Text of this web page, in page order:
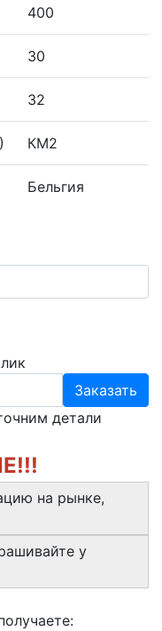
400
30
32
КМ2
Бельгия
Заказать
детали
на рынке,
у